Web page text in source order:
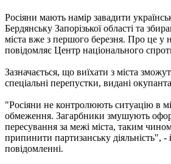
Росіяни мають намір завадити
Бердянську Запорізької області та
міста вже з першого березня. Про це у
повідомляє Центр національного
Зазначається, що виїхати з міста
спеціальні перепустки, видані
"Росіяни не контролюють ситуацію в
обмеження. Загарбники змушують
пересування за межі міста, таким
припинити партизанську діяльність", -
повідомленні.